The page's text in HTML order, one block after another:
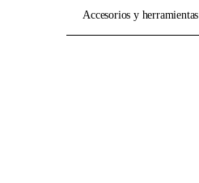
accesorios y herramientas